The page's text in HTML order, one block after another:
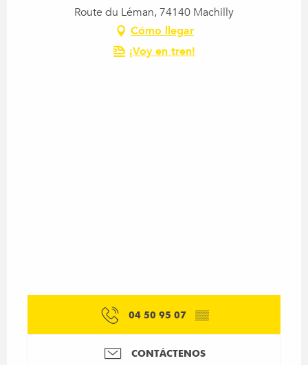
Route du Léman, 74140 Machilly
Cómo llegar
¡Voy en tren!
04 50 95 07 ▒▒
CONTÁCTENOS